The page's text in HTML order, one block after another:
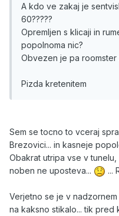
A kdo ve zakaj je
60?????
Opremljen s klicaji in
popolnoma nic?
Obvezen je pa roomster
Pizda kretenitem
Sem se tocno to vceraj
Brezovici... in kasneje
Obakrat utripa vse v
noben ne uposteva...
...
Verjetno se je v
na kaksno stikalo... tik pred